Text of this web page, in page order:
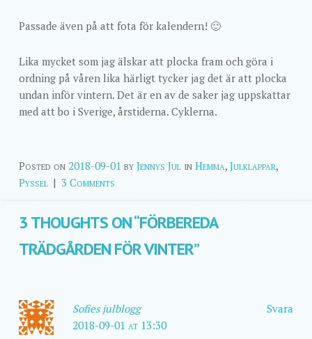
Passade även på att fota för kalendern! 🙂
Lika mycket som jag älskar att plocka fram och göra i
ordning på våren lika härligt tycker jag det är att plocka
undan inför vintern. Det är en av de saker jag uppskattar
med att bo i Sverige, årstiderna. Cyklerna.
Posted on 2018-09-01 by Jennys Jul in Hemma, Julklappar,
Pyssel | 3 Comments
3 THOUGHTS ON “FÖRBEREDA
TRÄDGÅRDEN FÖR VINTER”
Svara
Sofies julblogg
2018-09-01 at 13:30